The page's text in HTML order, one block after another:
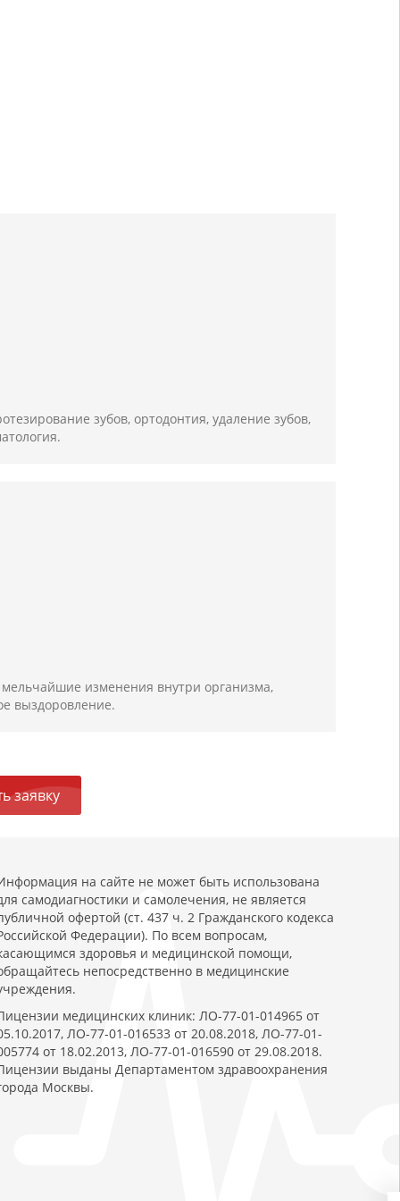
зубов, ортодонтия, удаление зубов,
изменения внутри организма,
выздоровление.
заявку
на сайте не может быть использована
самодиагностики и самолечения, не является
офертой (ст. 437 ч. 2 Гражданского кодекса
Федерации). По всем вопросам,
здоровья и медицинской помощи,
непосредственно в медицинские
медицинских клиник: ЛО-77-01-014965 от
ЛО-77-01-016533 от 20.08.2018, ЛО-77-01-
от 18.02.2013, ЛО-77-01-016590 от 29.08.2018.
выданы Департаментом здравоохранения
Москвы.